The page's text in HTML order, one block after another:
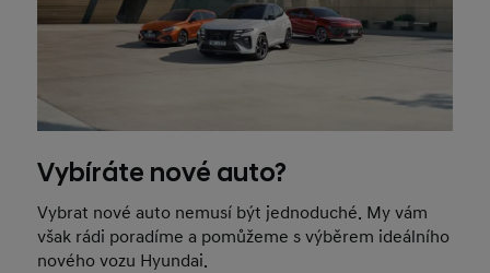
Vybíráte nové auto?
Vybrat nové auto nemusí být jednoduché. My vám
však rádi poradíme a pomůžeme s výběrem ideálního
nového vozu Hyundai.